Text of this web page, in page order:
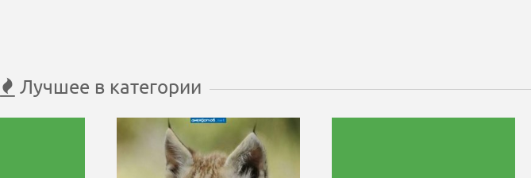
Лучшее в категории